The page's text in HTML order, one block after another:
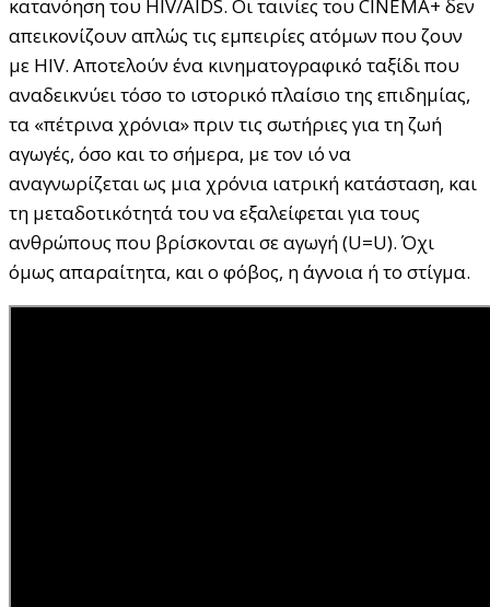
κατανόηση του HIV/AIDS. Οι ταινίες του CINEMA+ δεν
απεικονίζουν απλώς τις εμπειρίες ατόμων που ζουν
με HIV. Αποτελούν ένα κινηματογραφικό ταξίδι που
αναδεικνύει τόσο το ιστορικό πλαίσιο της επιδημίας,
τα «πέτρινα χρόνια» πριν τις σωτήριες για τη ζωή
αγωγές, όσο και το σήμερα, με τον ιό να
αναγνωρίζεται ως μια χρόνια ιατρική κατάσταση, και
τη μεταδοτικότητά του να εξαλείφεται για τους
ανθρώπους που βρίσκονται σε αγωγή (U=U). Όχι
όμως απαραίτητα, και ο φόβος, η άγνοια ή το στίγμα.